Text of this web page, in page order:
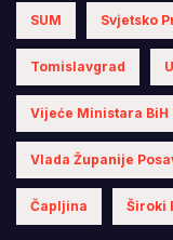
SUM Svjetsko
Tomislavgrad
Vijeće Ministara BiH
Vlada Županije
Čapljina Široki